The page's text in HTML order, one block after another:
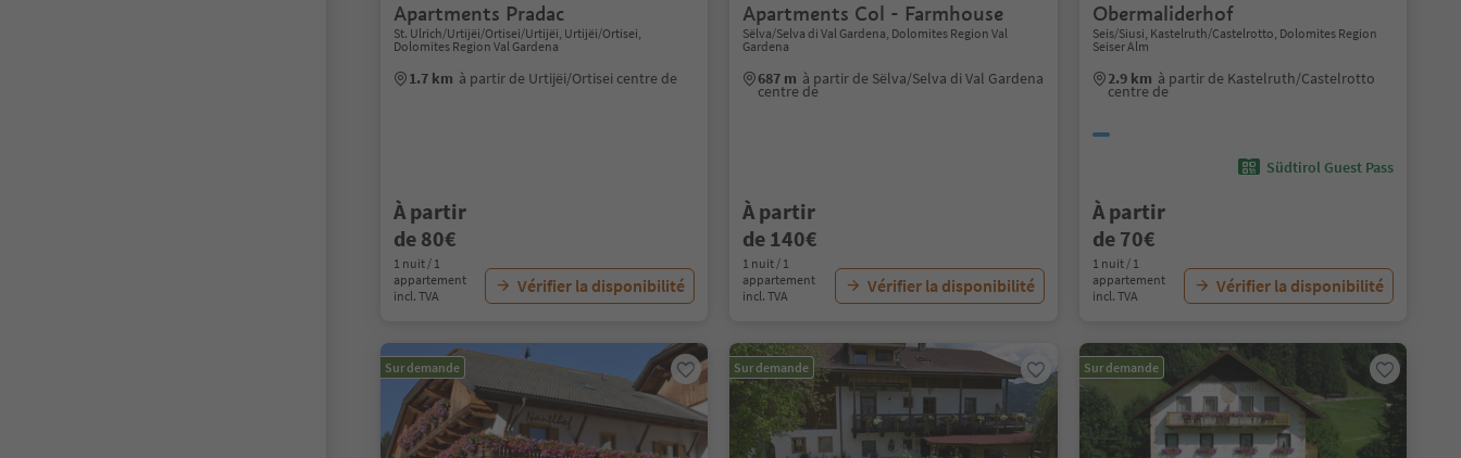
Apartments Pradac
St. Ulrich/Urtijëi/Ortisei/Urtijëi, Urtijëi/Ortisei,
Dolomites Region Val Gardena
1.7 km à partir de Urtijëi/Ortisei centre de
À partir
de 80€
1 nuit / 1
appartement
incl. TVA
Vérifier la disponibilité
Apartments Col - Farmhouse
Sëlva/Selva di Val Gardena, Dolomites Region Val
Gardena
687 m à partir de Sëlva/Selva di Val Gardena
centre de
À partir
de 140€
1 nuit / 1
appartement
incl. TVA
Vérifier la disponibilité
Obermaliderhof
Seis/Siusi, Kastelruth/Castelrotto, Dolomites Region
Seiser Alm
2.9 km à partir de Kastelruth/Castelrotto
centre de
Südtirol Guest Pass
À partir
de 70€
1 nuit / 1
appartement
incl. TVA
Vérifier la disponibilité
Sur demande Sur demande Sur demande